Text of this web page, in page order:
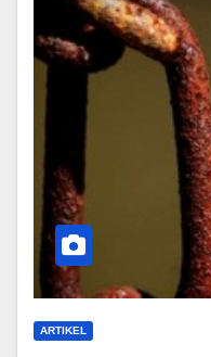
ARTIKEL